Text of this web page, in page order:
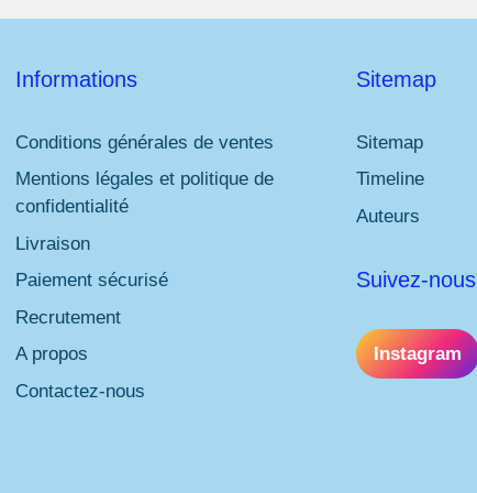
Informations
Conditions générales de ventes
Mentions légales et politique de
confidentialité
Livraison
Paiement sécurisé
Recrutement
A propos
Contactez-nous
Sitemap
Sitemap
Timeline
Auteurs
Suivez-nous
Instagram